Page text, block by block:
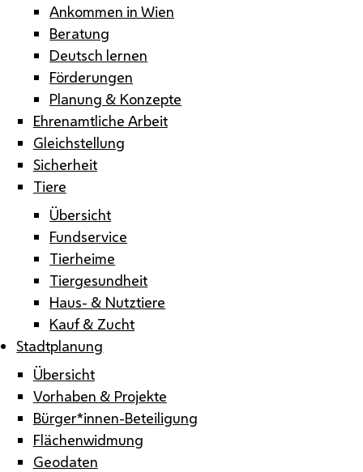
Ankommen in Wien
Beratung
Deutsch lernen
Förderungen
Planung & Konzepte
Ehrenamtliche Arbeit
Gleichstellung
Sicherheit
Tiere
Übersicht
Fundservice
Tierheime
Tiergesundheit
Haus- & Nutztiere
Kauf & Zucht
Stadtplanung
Übersicht
Vorhaben & Projekte
Bürger*innen-Beteiligung
Flächenwidmung
Geodaten